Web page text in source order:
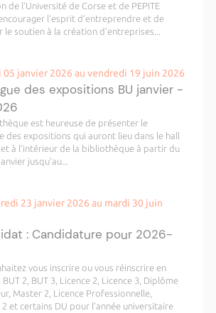
de l’Université de Corse et de PEPITE
l’esprit d’entreprendre et de
le soutien à la création d’entreprises...
05 janvier 2026 au vendredi 19 juin 2026
des expositions BU janvier -
est heureuse de présenter le
des expositions qui auront lieu dans le hall
et à l’intérieur de la bibliothèque à partir du
jusqu'au...
23 janvier 2026 au mardi 30 juin
: Candidature pour 2026-
vous inscrire ou vous réinscrire en
BUT 2, BUT 3, Licence 2, Licence 3, Diplôme
Master 2, Licence Professionnelle,
2 et certains DU pour l'année universitaire